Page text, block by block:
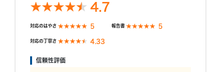
4.7
対応のはやさ 5 報告書 5
対応の丁寧さ 4.33
信頼性評価